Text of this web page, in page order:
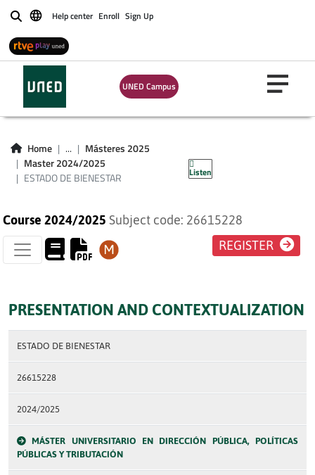
BuscarHelp center Enroll Sign Up
UNED Campus
Home ...
Másteres 2025
Master 2024/2025
ESTADO DE BIENESTAR
Listen
ESTADO DE
BIENESTAR
Course 2024/2025 Subject code: 26615228
REGISTER
PRESENTATION AND CONTEXTUALIZATION
ESTADO DE BIENESTAR
26615228
2024/2025
MÁSTER UNIVERSITARIO EN DIRECCIÓN PÚBLICA, POLÍTICAS
PÚBLICAS Y TRIBUTACIÓN